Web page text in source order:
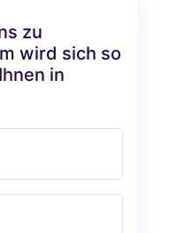
zu
wird sich so
in